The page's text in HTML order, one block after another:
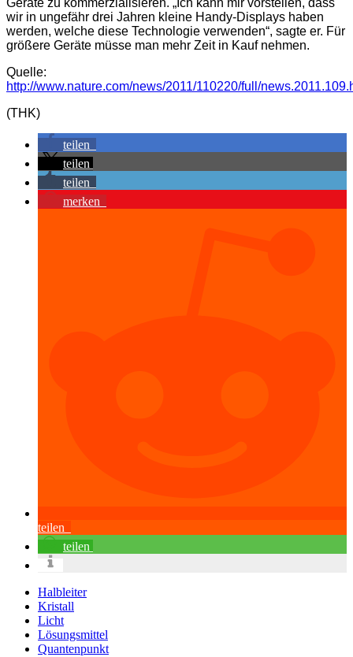
Geräte zu kommerzialisieren. „Ich kann mir vorstellen, dass
wir in ungefähr drei Jahren kleine Handy-Displays haben
werden, welche diese Technologie verwenden“, sagte er. Für
größere Geräte müsse man mehr Zeit in Kauf nehmen.
Quelle:
http://www.nature.com/news/2011/110220/full/
(THK)
teilen
teilen
teilen
merken
teilen
teilen
Halbleiter
Kristall
Licht
Lösungsmittel
Quantenpunkt